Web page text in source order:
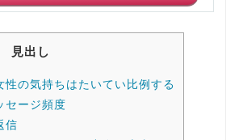
見出し
性の気持ちはたいてい比例する
セージ頻度
信